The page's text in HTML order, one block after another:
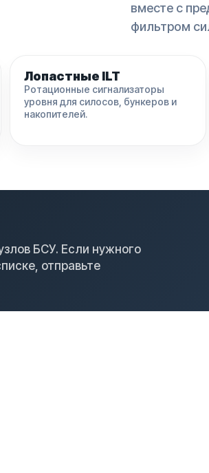
вместе с
фильтром
Лопастные ILT
Ротационные сигнализаторы
уровня для силосов, бункеров и
накопителей.
БСУ. Если нужного
отправьте